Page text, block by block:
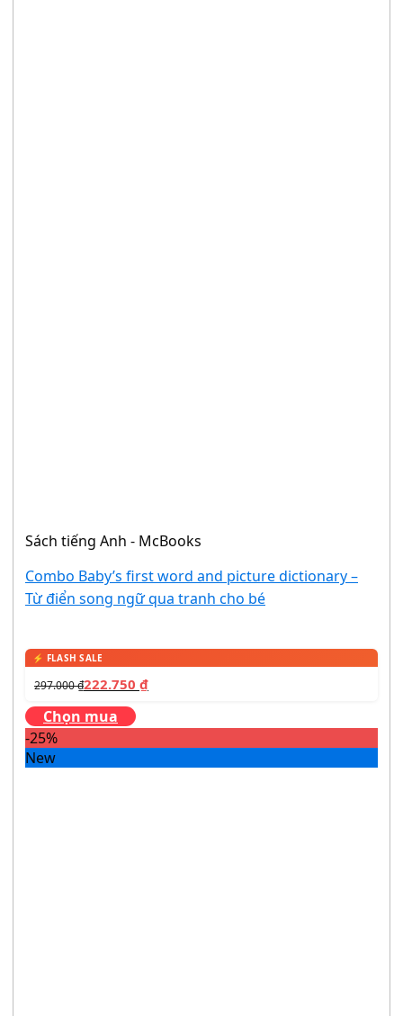
Sách tiếng Anh - McBooks
Combo Baby’s first word and picture dictionary –
Từ điển song ngữ qua tranh cho bé
297.000₫222.750 ₫
Chọn mua
-25%
New